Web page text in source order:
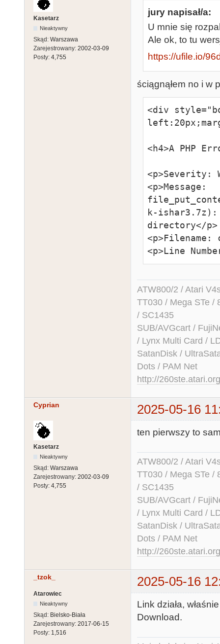
Kasetarz
Nieaktywny
Skąd: Warszawa
Zarejestrowany: 2002-03-09
Posty: 4,755
jury napisał/a:
U mnie się
Ale ok, to tu
https://ufile.io/
ściągnąłem no i w
<div
<h4>A PHP
<p>Severity:
<p>Message:
k-
directory</p>
<p>Line
ATW800/2 / Atari
TT030 / Mega STe /
/ SC1435
SUB/AVGcart /
/ Lynx Multi Card /
SatanDisk /
Dots / PAM Net
http://260ste.atari.org
Cyprian 2025-05-16
Kasetarz
Nieaktywny
Skąd: Warszawa
Zarejestrowany: 2002-03-09
Posty: 4,755
ten pierwszy to
ATW800/2 / Atari
TT030 / Mega STe /
/ SC1435
SUB/AVGcart /
/ Lynx Multi Card /
SatanDisk /
Dots / PAM Net
http://260ste.atari.org
_tzok_ 2025-05-16
Atarowiec
Nieaktywny
Skąd: Bielsko-Biała
Zarejestrowany: 2017-06-15
Posty: 1,516
Link działa,
Download.